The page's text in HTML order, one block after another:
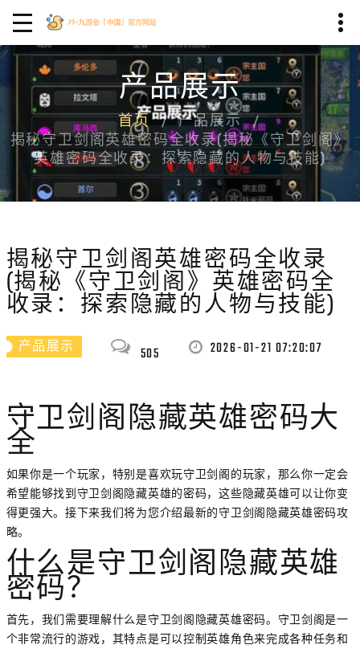
产品展示
首页
产品展示
揭秘守卫剑阁英雄密码全收录(揭秘《守卫剑阁》
英雄密码全收录：探索隐藏的人物与技能)
揭秘守卫剑阁英雄密码全收录
(揭秘《守卫剑阁》英雄密码全
收录：探索隐藏的人物与技能)
产品展示 505 2026-01-21 07:20:07
守卫剑阁隐藏英雄密码大
全
如果你是一个玩家，特别是喜欢玩守卫剑阁的玩家，那么你一定会
希望能够找到守卫剑阁隐藏英雄的密码，这些隐藏英雄可以让你变
得更强大。接下来我们将为您介绍最新的守卫剑阁隐藏英雄密码攻
略。
什么是守卫剑阁隐藏英雄
密码？
首先，我们需要理解什么是守卫剑阁隐藏英雄密码。守卫剑阁是一
个非常流行的游戏，其特点是可以控制英雄角色来完成各种任务和